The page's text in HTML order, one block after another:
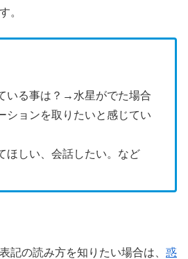
。
いる事は？→水星がでた場合
ションを取りたいと感じてい
ほしい、会話したい。など
記の読み方を知りたい場合は、 惑